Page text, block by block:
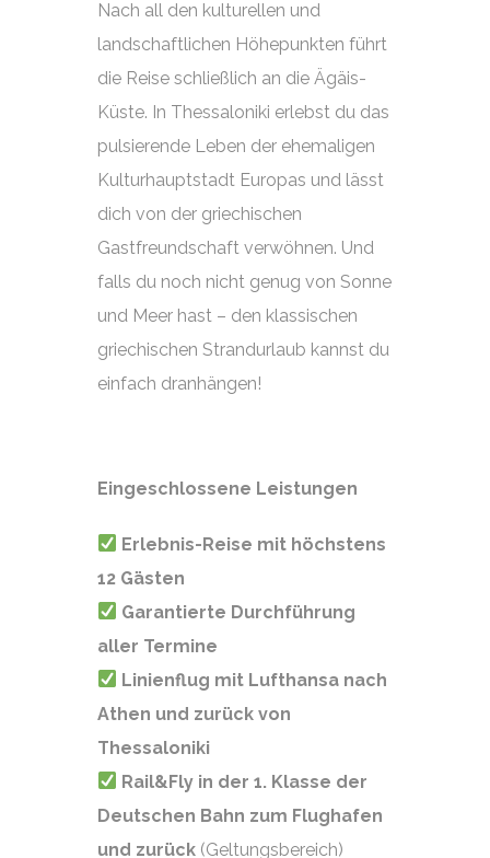
Nach all den kulturellen und
landschaftlichen Höhepunkten führt
die Reise schließlich an die Ägäis-
Küste. In Thessaloniki erlebst du das
pulsierende Leben der ehemaligen
Kulturhauptstadt Europas und lässt
dich von der griechischen
Gastfreundschaft verwöhnen. Und
falls du noch nicht genug von Sonne
und Meer hast – den klassischen
griechischen Strandurlaub kannst du
einfach dranhängen!
Eingeschlossene Leistungen
Erlebnis-Reise mit höchstens
12 Gästen
Garantierte Durchführung
aller Termine
Linienflug mit Lufthansa nach
Athen und zurück von
Thessaloniki
Rail&Fly in der 1. Klasse der
Deutschen Bahn zum Flughafen
und zurück (Geltungsbereich)